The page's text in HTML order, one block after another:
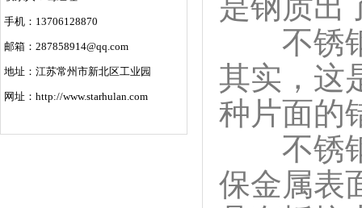
不锈钢
其实，这
种片面的
不锈钢
保金属表
手机：13706128870
邮箱：287858914@qq.com
地址：江苏常州市新北区工业园
网址：http://www.starhulan.com